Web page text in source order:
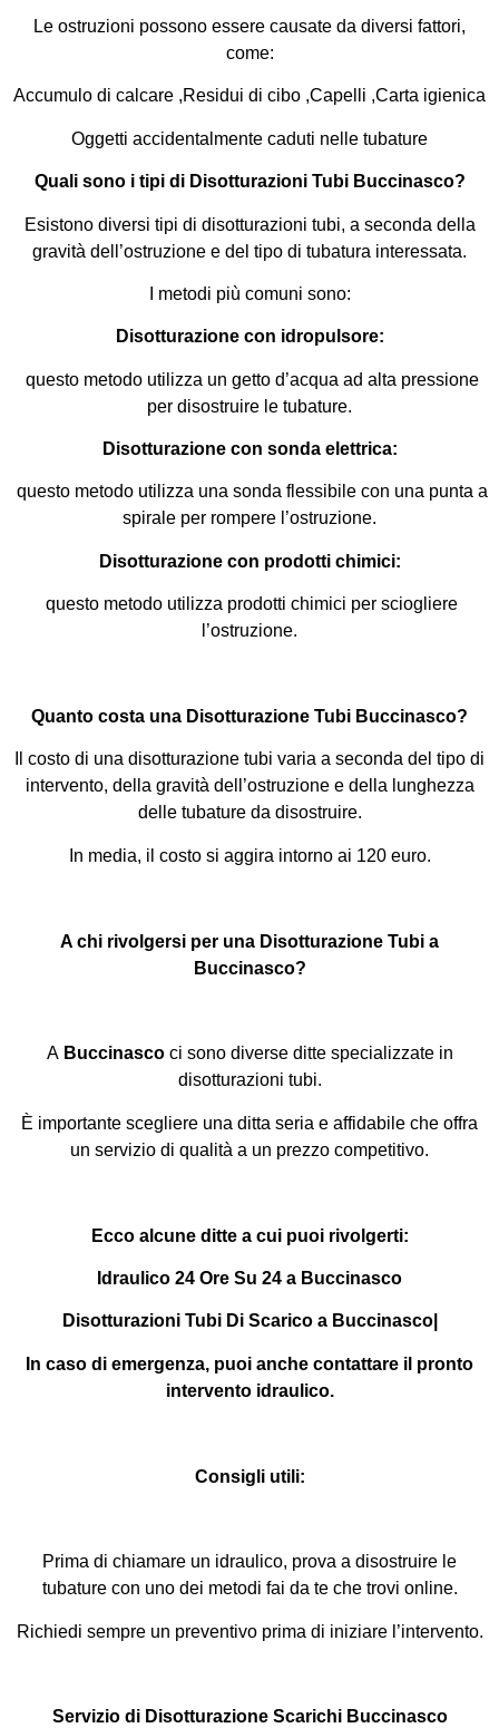
Le ostruzioni possono essere causate da diversi fattori,
come:
Accumulo di calcare ,Residui di cibo ,Capelli ,Carta igienica
Oggetti accidentalmente caduti nelle tubature
Quali sono i tipi di Disotturazioni Tubi Buccinasco?
Esistono diversi tipi di disotturazioni tubi, a seconda della
gravità dell’ostruzione e del tipo di tubatura interessata.
I metodi più comuni sono:
Disotturazione con idropulsore:
questo metodo utilizza un getto d’acqua ad alta pressione
per disostruire le tubature.
Disotturazione con sonda elettrica:
questo metodo utilizza una sonda flessibile con una punta a
spirale per rompere l’ostruzione.
Disotturazione con prodotti chimici:
questo metodo utilizza prodotti chimici per sciogliere
l’ostruzione.
Quanto costa una Disotturazione Tubi Buccinasco?
Il costo di una disotturazione tubi varia a seconda del tipo di
intervento, della gravità dell’ostruzione e della lunghezza
delle tubature da disostruire.
In media, il costo si aggira intorno ai 120 euro.
A chi rivolgersi per una Disotturazione Tubi a
Buccinasco?
A Buccinascoci sono diverse ditte specializzate in
disotturazioni tubi.
È importante scegliere una ditta seria e affidabile che offra
un servizio di qualità a un prezzo competitivo.
Ecco alcune ditte a cui puoi rivolgerti:
Idraulico 24 Ore Su 24 a Buccinasco
Disotturazioni Tubi Di Scarico a Buccinasco|
In caso di emergenza, puoi anche contattare il pronto
intervento idraulico.
Consigli utili:
Prima di chiamare un idraulico, prova a disostruire le
tubature con uno dei metodi fai da te che trovi online.
Richiedi sempre un preventivo prima di iniziare l’intervento.
Servizio di Disotturazione Scarichi Buccinasco